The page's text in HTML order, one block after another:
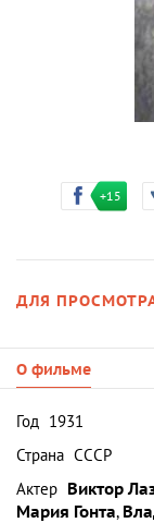
+15
ДЛЯ
О фильме
Год 1931
Страна СССР
Актер Виктор
Мария Гонта,